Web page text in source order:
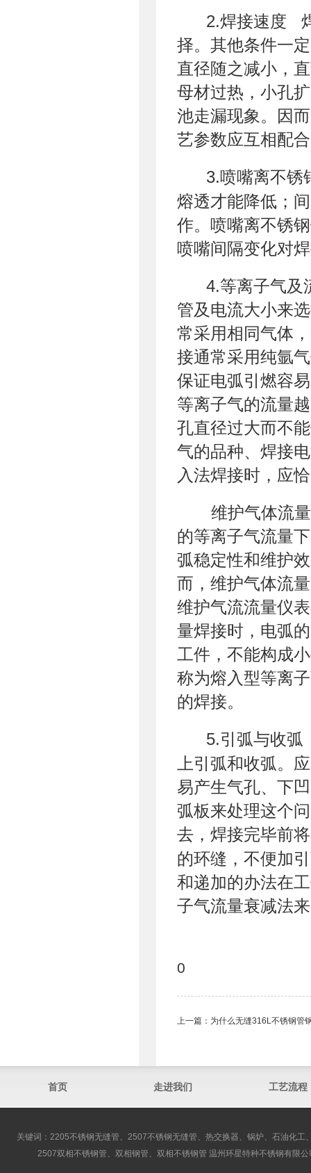
2.焊接速度
择。其他条件一
直径随之减小，
母材过热，小孔
池走漏现象。因
艺参数应互相配
3.喷嘴离不锈
熔透才能降低；
作。喷嘴离不锈
喷嘴间隔变化对
4.等离子气及
管及电流大小来
常采用相同气体
接通常采用纯氩
保证电弧引燃容
等离子气的流量
孔直径过大而不
气的品种、焊接
入法焊接时，应
维护气体流
的等离子气流量
弧稳定性和维护
而，维护气体流
维护气流流量仪
量焊接时，电弧
工件，不能构成
称为熔入型等离
的焊接。
5.引弧与收
上引弧和收弧。
易产生气孔、下
弧板来处理这个
去，焊接完毕前
的环缝，不便加
和递加的办法在
子气流量衰减法
0
上一篇： 为什么无缝316L不锈钢管
首页 走进我们 工艺流程
关键词：2205不锈钢无缝管、2507不锈钢无缝管、热交换器、锅炉、石油化
2507双相不锈钢管、双相钢管、双相不锈钢管 温州环星特种不锈钢有限